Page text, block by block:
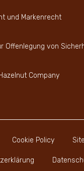
Cookie Policy
und Markenrecht
Offenlegung von
Company